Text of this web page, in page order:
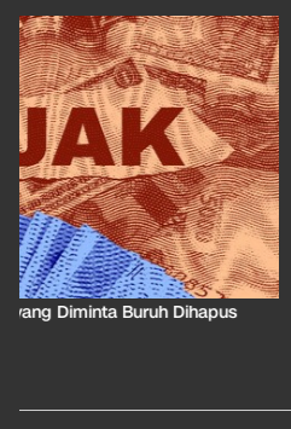
01:50
Apa Arti Peringkat Kredit